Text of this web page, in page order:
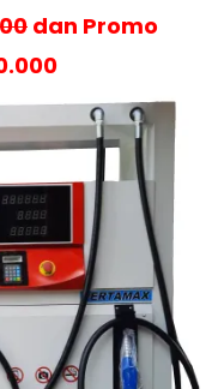
dan Promo